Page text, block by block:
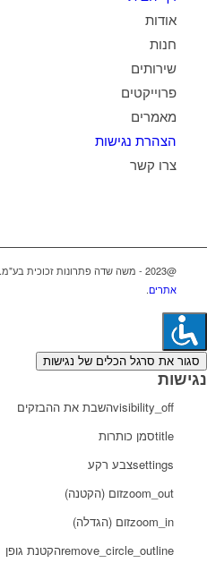
אודות
חנות
שירותים
פרוייקטים
מאמרים
הצהרת נגישות
צרו קשר
@2023 - משה שדה פתרונות זכוכית בע"מ. האתר נבנה ע"י YBPmedia
אתרים.
סגור את סרגל הכלים של נגישות
נגישות
visibility_offהשבת את ההבזקים
titleסמן כותרות
settingsצבע רקע
zoom_outזום (הקטנה)
zoom_inזום (הגדלה)
remove_circle_outlineהקטנת גופן